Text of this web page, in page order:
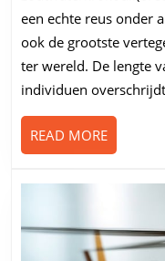
een echte reus onder
ook de grootste
ter wereld. De lengte
individuen
READ MOREREAD
MORE